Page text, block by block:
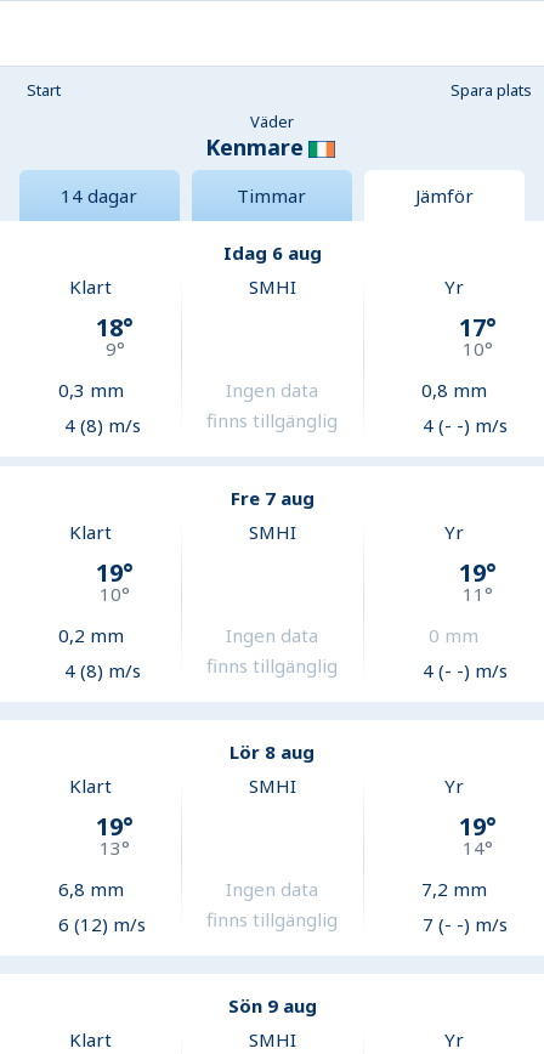
Start
Spara plats
Väder
Kenmare
14 dagar Timmar Jämför
Idag 6 aug
Klart
18°
9°
0,3 mm
4 (8) m/s
SMHI
Ingen data
finns tillgänglig
Yr
17°
10°
0,8 mm
4 (- -) m/s
Fre 7 aug
Klart
19°
10°
0,2 mm
4 (8) m/s
SMHI
Ingen data
finns tillgänglig
Yr
19°
11°
0 mm
4 (- -) m/s
Lör 8 aug
Klart
19°
13°
6,8 mm
6 (12) m/s
SMHI
Ingen data
finns tillgänglig
Yr
19°
14°
7,2 mm
7 (- -) m/s
Sön 9 aug
Klart
SMHI Yr